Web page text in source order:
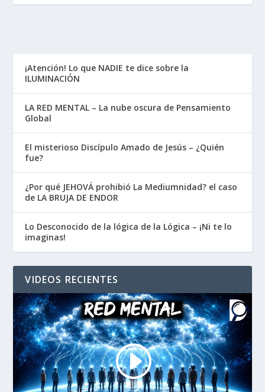
¡Atención! Lo que NADIE te dice sobre la
ILUMINACIÓN
LA RED MENTAL – La nube oscura de Pensamiento
Global
El misterioso Discípulo Amado de Jesús – ¿Quién
fue?
¿Por qué JEHOVÁ prohibió La Mediumnidad? el caso
de LA BRUJA DE ENDOR
Lo Desconocido de la lógica de la Lógica – ¡Ni te lo
imaginas!
VIDEOS RECIENTES